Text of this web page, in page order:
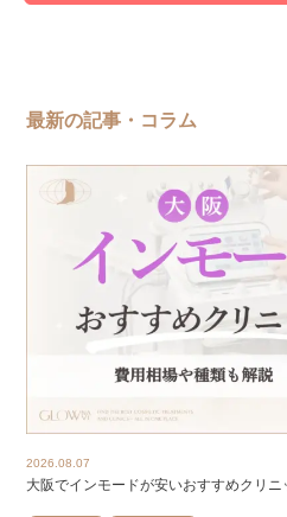
最新の記事・コラム
2026.08.07
大阪でインモードが安いおすすめクリ